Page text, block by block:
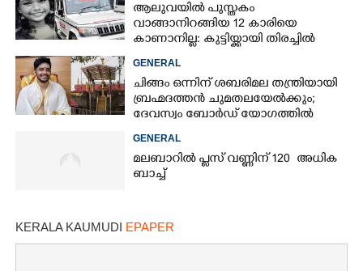
ആലുവയിൽ പുസ്തകം
വാങ്ങാനിറങ്ങിയ 12 കാരിയെ
കാണാനില്ല: കുട്ടിയ്ക്കായി തിരച്ചിൽ
GENERAL
ചിങ്ങം ഒന്നിന് ശബരിമല തന്ത്രിയായി
ബ്രഹ്മദത്തൻ ചുമതലയേൽക്കും;
ദേവസ്വം ബോർഡ് യോഗത്തിൽ
GENERAL
മലബാറിൽ പ്ലസ് വണ്ണിന് 120 അധിക
ബാച്ച്
KERALA KAUMUDI EPAPER